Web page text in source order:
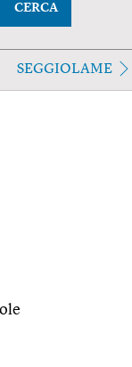
CERCA
SEGGIOLAME